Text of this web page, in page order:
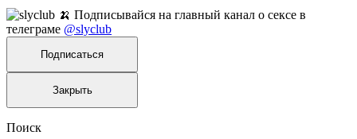
🍌 Подписывайся на главный канал о сексе в
телеграме @slyclub
Подписаться
Закрыть
Поиск